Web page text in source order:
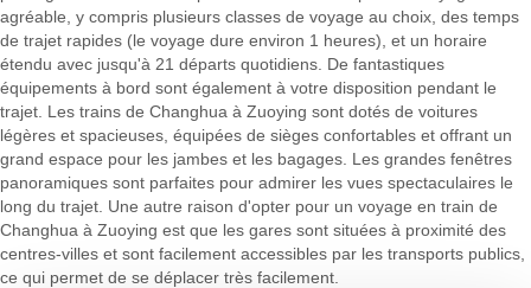
agréable, y compris plusieurs classes de voyage au choix, des temps
de trajet rapides (le voyage dure environ 1 heures), et un horaire
étendu avec jusqu'à 21 départs quotidiens. De fantastiques
équipements à bord sont également à votre disposition pendant le
trajet. Les trains de Changhua à Zuoying sont dotés de voitures
légères et spacieuses, équipées de sièges confortables et offrant un
grand espace pour les jambes et les bagages. Les grandes fenêtres
panoramiques sont parfaites pour admirer les vues spectaculaires le
long du trajet. Une autre raison d'opter pour un voyage en train de
Changhua à Zuoying est que les gares sont situées à proximité des
centres-villes et sont facilement accessibles par les transports publics,
ce qui permet de se déplacer très facilement.